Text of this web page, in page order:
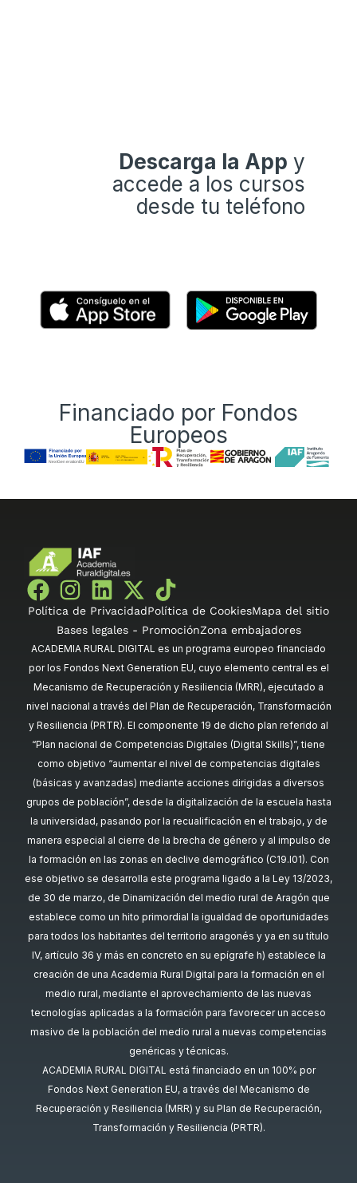
Descarga la App y
accede a los cursos
desde tu teléfono
Financiado por Fondos
Europeos
Política de PrivacidadPolítica de CookiesMapa del sitio
Bases legales - PromociónZona embajadores
ACADEMIA RURAL DIGITAL es un programa europeo financiado
por los Fondos Next Generation EU, cuyo elemento central es el
Mecanismo de Recuperación y Resiliencia (MRR), ejecutado a
nivel nacional a través del Plan de Recuperación, Transformación
y Resiliencia (PRTR). El componente 19 de dicho plan referido al
“Plan nacional de Competencias Digitales (Digital Skills)”, tiene
como objetivo “aumentar el nivel de competencias digitales
(básicas y avanzadas) mediante acciones dirigidas a diversos
grupos de población”, desde la digitalización de la escuela hasta
la universidad, pasando por la recualificación en el trabajo, y de
manera especial al cierre de la brecha de género y al impulso de
la formación en las zonas en declive demográfico (C19.I01). Con
ese objetivo se desarrolla este programa ligado a la Ley 13/2023,
de 30 de marzo, de Dinamización del medio rural de Aragón que
establece como un hito primordial la igualdad de oportunidades
para todos los habitantes del territorio aragonés y ya en su título
IV, artículo 36 y más en concreto en su epígrafe h) establece la
creación de una Academia Rural Digital para la formación en el
medio rural, mediante el aprovechamiento de las nuevas
tecnologías aplicadas a la formación para favorecer un acceso
masivo de la población del medio rural a nuevas competencias
genéricas y técnicas.
ACADEMIA RURAL DIGITAL está financiado en un 100% por
Fondos Next Generation EU, a través del Mecanismo de
Recuperación y Resiliencia (MRR) y su Plan de Recuperación,
Transformación y Resiliencia (PRTR).